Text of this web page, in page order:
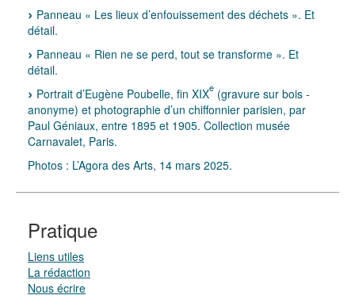
Panneau « Les lieux d’enfouissement des déchets ». Et
détail.
Panneau « Rien ne se perd, tout se transforme ». Et
détail.
Portrait d’Eugène Poubelle, fin XIXe (gravure sur bois -
anonyme) et photographie d’un chiffonnier parisien, par
Paul Géniaux, entre 1895 et 1905. Collection musée
Carnavalet, Paris.
Photos : L’Agora des Arts, 14 mars 2025.
Pratique
Liens utiles
La rédaction
Nous écrire